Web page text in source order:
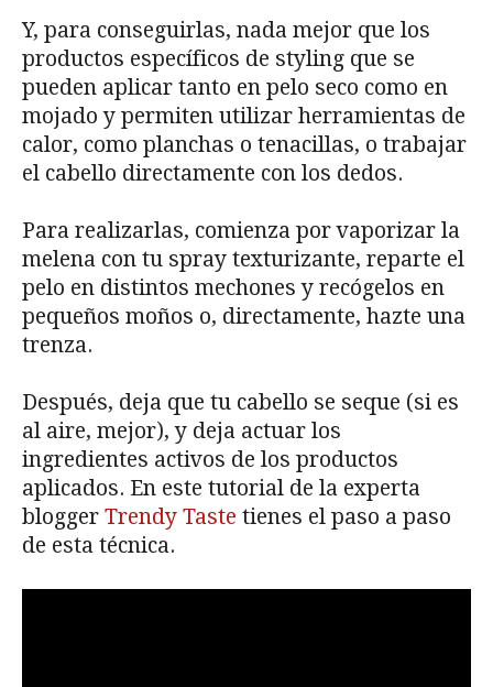
Y, para conseguirlas, nada mejor que los
productos específicos de styling que se
pueden aplicar tanto en pelo seco como en
mojado y permiten utilizar herramientas de
calor, como planchas o tenacillas, o trabajar
el cabello directamente con los dedos.
Para realizarlas, comienza por vaporizar la
melena con tu spray texturizante, reparte el
pelo en distintos mechones y recógelos en
pequeños moños o, directamente, hazte una
trenza.
Después, deja que tu cabello se seque (si es
al aire, mejor), y deja actuar los
ingredientes activos de los productos
aplicados. En este tutorial de la experta
blogger Trendy Taste tienes el paso a paso
de esta técnica.